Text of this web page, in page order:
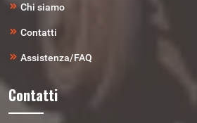
Chi siamo
Contatti
Assistenza/FAQ
Contatti